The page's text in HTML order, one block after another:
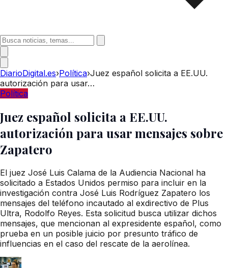
DiarioDigital.es›Política›Juez español solicita a EE.UU.
autorización para usar…
Política
Juez español solicita a EE.UU.
autorización para usar mensajes sobre
Zapatero
El juez José Luis Calama de la Audiencia Nacional ha
solicitado a Estados Unidos permiso para incluir en la
investigación contra José Luis Rodríguez Zapatero los
mensajes del teléfono incautado al exdirectivo de Plus
Ultra, Rodolfo Reyes. Esta solicitud busca utilizar dichos
mensajes, que mencionan al expresidente español, como
prueba en un posible juicio por presunto tráfico de
influencias en el caso del rescate de la aerolínea.